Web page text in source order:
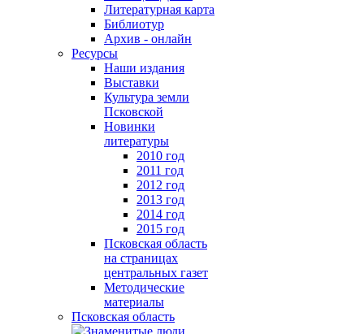
Литературная карта
Библиотур
Архив - онлайн
Ресурсы
Наши издания
Выставки
Культура земли
Псковской
Новинки
литературы
2010 год
2011 год
2012 год
2013 год
2014 год
2015 год
Псковская область
на страницах
центральных газет
Методические
материалы
Псковская область